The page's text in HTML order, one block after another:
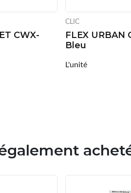
CWX-
CLIC
FLEX URBAN
Bleu
L'unité